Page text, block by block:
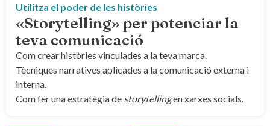
Utilitza el poder de les històries
«Storytelling» per potenciar la
teva comunicació
Com crear històries vinculades a la teva marca.
Tècniques narratives aplicades a la comunicació externa i
interna.
Com fer una estratègia de storytellingen xarxes socials.